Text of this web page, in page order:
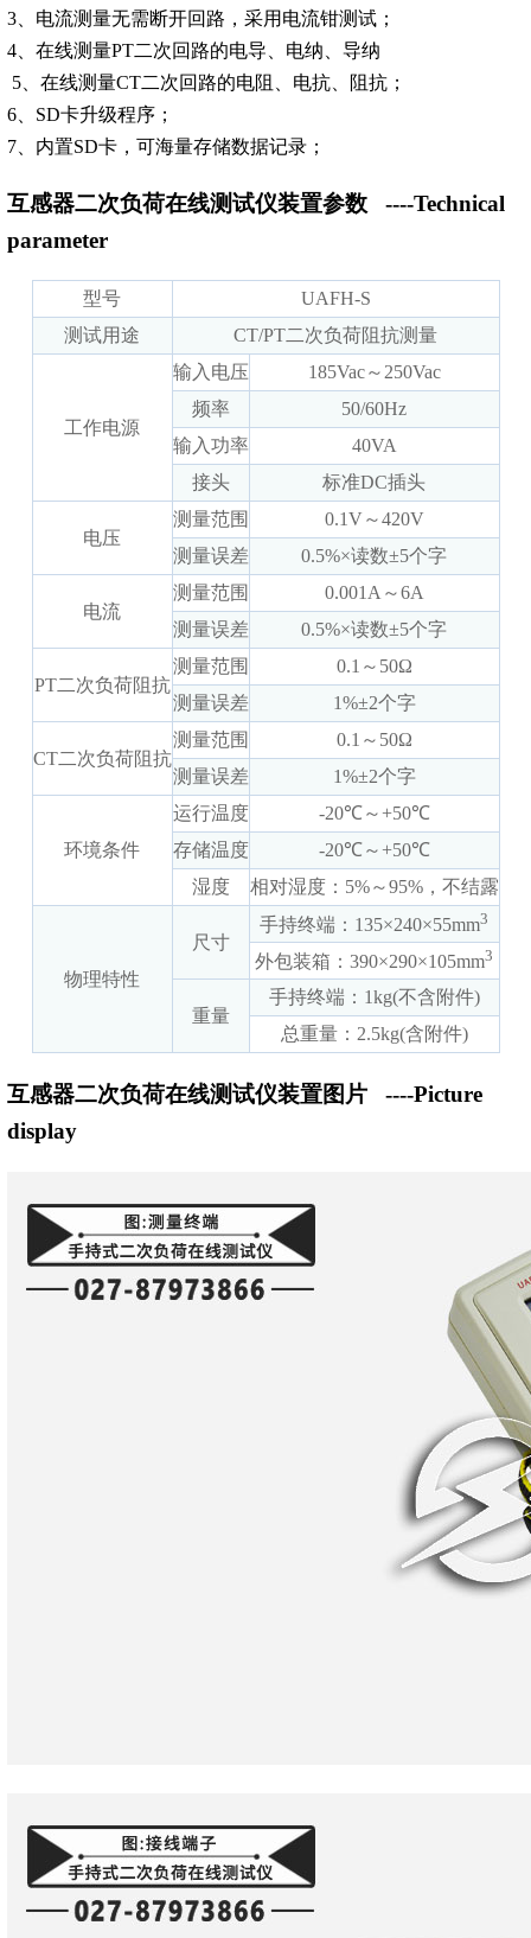
3、电流测量无需断开回路，采用电流钳测试；
4、在线测量PT二次回路的电导、电纳、导纳
5、在线测量CT二次回路的电阻、电抗、阻抗；
6、SD卡升级程序；
7、内置SD卡，可海量存储数据记录；
互感器二次负荷在线测试仪装置参数 ----Technical
parameter
型号
UAFH-S
测试用途
CT/PT二次负荷阻抗测量
工作电源
输入电压
185Vac～250Vac
频率
50/60Hz
输入功率
40VA
接头
标准DC插头
电压
测量范围
0.1V～420V
测量误差
0.5%×读数±5个字
电流
测量范围
0.001A～6A
测量误差
0.5%×读数±5个字
PT二次负荷阻抗
测量范围
0.1～50Ω
测量误差
1%±2个字
CT二次负荷阻抗
测量范围
0.1～50Ω
测量误差
1%±2个字
环境条件
运行温度
-20℃～+50℃
存储温度
-20℃～+50℃
湿度
相对湿度：5%～95%，不结露
物理特性
尺寸
手持终端：135×240×55mm3
外包装箱：390×290×105mm3
重量
手持终端：1kg(不含附件)
总重量：2.5kg(含附件)
互感器二次负荷在线测试仪装置图片 ----Picture
display